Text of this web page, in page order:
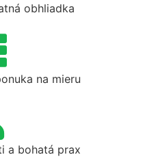
obhliadka
na mieru
a bohatá prax